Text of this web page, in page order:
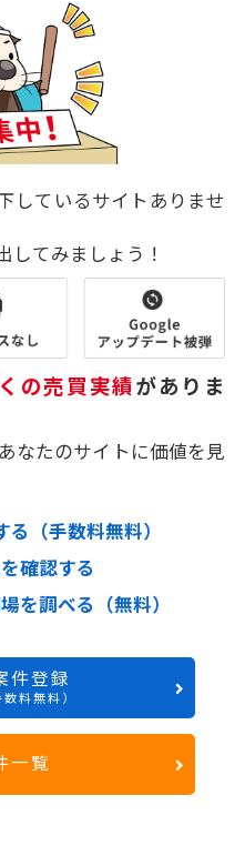
しているサイトありませ
してみましょう！
の売買実績がありま
なたのサイトに価値を見
（手数料無料）
確認する
を調べる（無料）
件登録
数料無料）
一覧